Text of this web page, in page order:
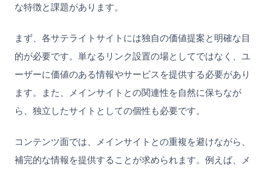
な特徴と課題があります。
まず、各サテライトサイトには独自の価値提案と明確な目
的が必要です。単なるリンク設置の場としてではなく、ユ
ーザーに価値のある情報やサービスを提供する必要があり
ます。また、メインサイトとの関連性を自然に保ちなが
ら、独立したサイトとしての個性も必要です。
コンテンツ面では、メインサイトとの重複を避けながら、
補完的な情報を提供することが求められます。例えば、メ